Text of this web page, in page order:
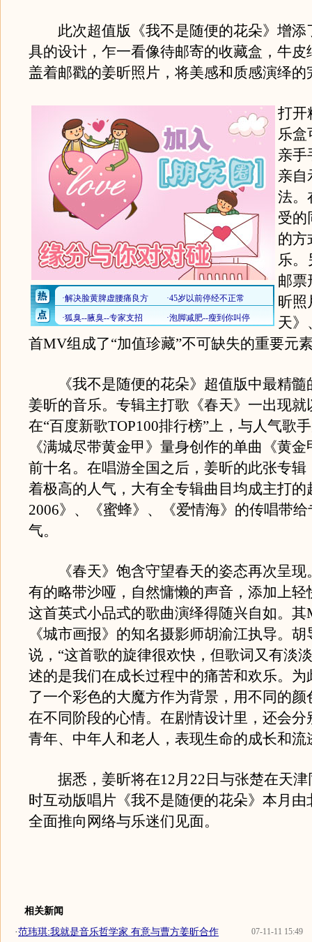
此次超值版《我不是随便的花朵》增添
具的设计，乍一看像待邮寄的收藏盒，牛皮
盖着邮戳的姜昕照片，将美感和质感演绎的
打开
乐盒
亲手
亲自
法。
受的
的方
乐。
邮票
昕照
天》
首MV组成了“加值珍藏”不可缺失的重要元
《我不是随便的花朵》超值版中最精髓
姜昕的音乐。专辑主打歌《春天》一出现就
在“百度新歌TOP100排行榜”上，与人气歌
《满城尽带黄金甲》量身创作的单曲《黄
前十名。在唱游全国之后，姜昕的此张专辑
着极高的人气，大有全专辑曲目均成主打的
2006》、《蜜蜂》、《爱情海》的传唱带
气。
《春天》饱含守望春天的姿态再次呈现
有的略带沙哑，自然慵懒的声音，添加上轻
这首英式小品式的歌曲演绎得随兴自如。
《城市画报》的知名摄影师胡渝江执导。胡
说，“这首歌的旋律很欢快，但歌词又有淡
述的是我们在成长过程中的痛苦和欢乐。为
了一个彩色的大魔方作为背景，用不同的颜
在不同阶段的心情。在剧情设计里，还会分
青年、中年人和老人，表现生命的成长和流
据悉，姜昕将在12月22日与张楚在天津
时互动版唱片《我不是随便的花朵》本月由
全面推向网络与乐迷们见面。
相关新闻
07-11-11 15:49
·范玮琪:我就是音乐哲学家 有意与曹方姜昕合作